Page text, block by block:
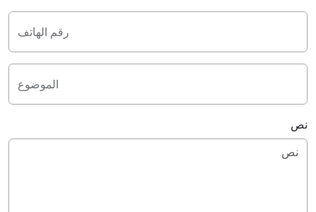
رقم الهاتف
الموضوع
نص